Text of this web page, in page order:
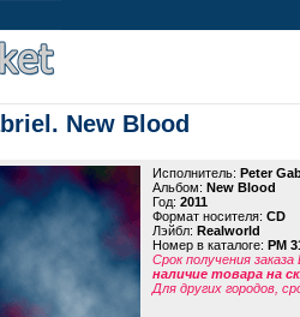
New Blood
Исполнитель: Peter
Альбом: New Blood
Год: 2011
Формат носителя: CD
Лэйбл: Realworld
Номер в каталоге: PM
Срок получения
наличие товара на
Для других городов,